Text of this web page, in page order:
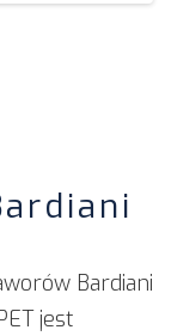
Bardiani
jest